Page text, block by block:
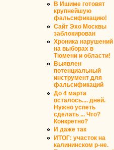
В Ишиме готовят
крупнейшую
фальсификацию!
Сайт Эхо Москвы
заблокирован
Хроника нарушений
на выборах в
Тюмени и области!
Выявлен
потенциальный
инструмент для
фальсификаций
До 4 марта
осталось.... дней.
Нужно успеть
сделать ... Что?
Конкретно?
И даже так
ИТОГ: участок на
калининском р-не.